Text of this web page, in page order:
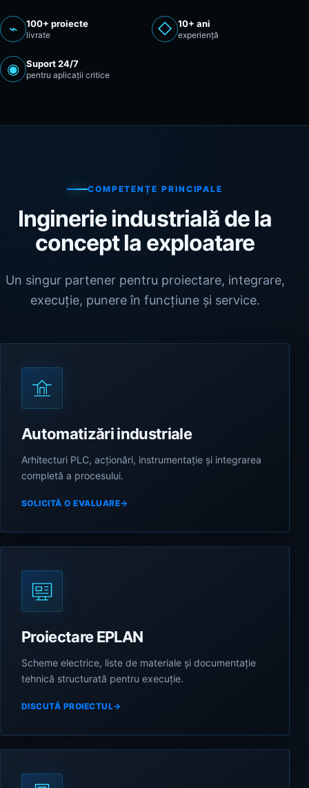
⌁ 100+ proiecte
livrate ◇ 10+ ani
experiență
◉ Suport 24/7
pentru aplicații critice
COMPETENȚE PRINCIPALE
Inginerie industrială de la
concept la exploatare
Un singur partener pentru proiectare, integrare,
execuție, punere în funcțiune și service.
Automatizări industriale
Arhitecturi PLC, acționări, instrumentație și integrarea
completă a procesului.
SOLICITĂ O EVALUARE→
Proiectare EPLAN
Scheme electrice, liste de materiale și documentație
tehnică structurată pentru execuție.
DISCUTĂ PROIECTUL→